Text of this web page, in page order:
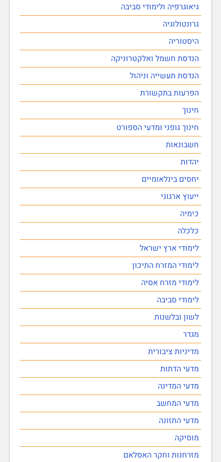
גיאוגרפיה ולימודי סביבה
גרונטולוגיה
היסטוריה
הנדסת חשמל ואלקטרוניקה
הנדסת תעשייה וניהול
הפרעות בתקשורת
חינוך
חינוך גופני ומדעי הספורט
חשבונאות
יהדות
יחסים בינלאומיים
ייעוץ ארגוני
כימיה
כלכלה
לימודי ארץ ישראל
לימודי המזרח התיכון
לימודי מזרח אסיה
לימודי סביבה
לשון ובלשנות
מגדר
מדיניות ציבורית
מדעי הדתות
מדעי המדינה
מדעי המחשב
מדעי התזונה
מוסיקה
מזרחנות וחקר האסלאם